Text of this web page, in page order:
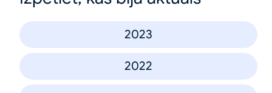
2023
2022